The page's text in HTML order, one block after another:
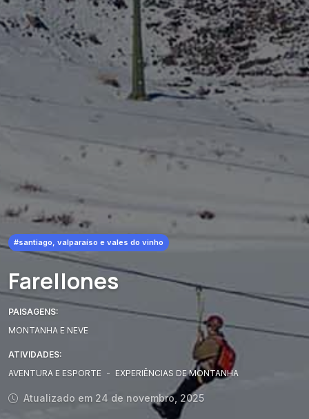
#santiago, valparaíso e vales do vinho
Farellones
PAISAGENS:
MONTANHA E NEVE
ATIVIDADES:
AVENTURA E ESPORTE - EXPERIÊNCIAS DE MONTANHA
Atualizado em 24 de novembro, 2025